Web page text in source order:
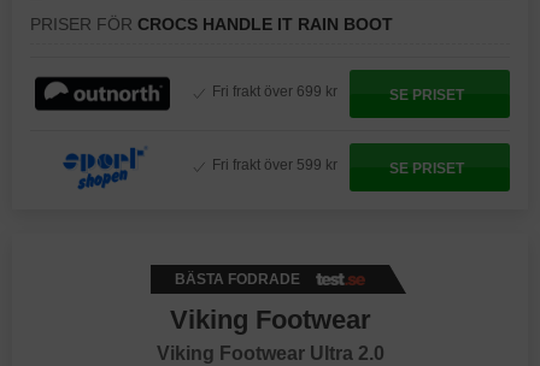
PRISER FÖR CROCS HANDLE IT RAIN BOOT
Fri frakt över 699 kr SE PRISET
Fri frakt över 599 kr SE PRISET
BÄSTA FODRADE
Viking Footwear
Viking Footwear Ultra 2.0